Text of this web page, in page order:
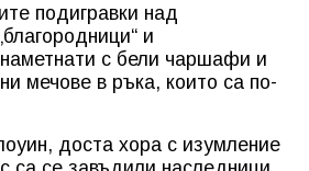
подигравки над
и
наметнати с бели чаршафи и
мечове в ръка, които са по-
доста хора с изумление